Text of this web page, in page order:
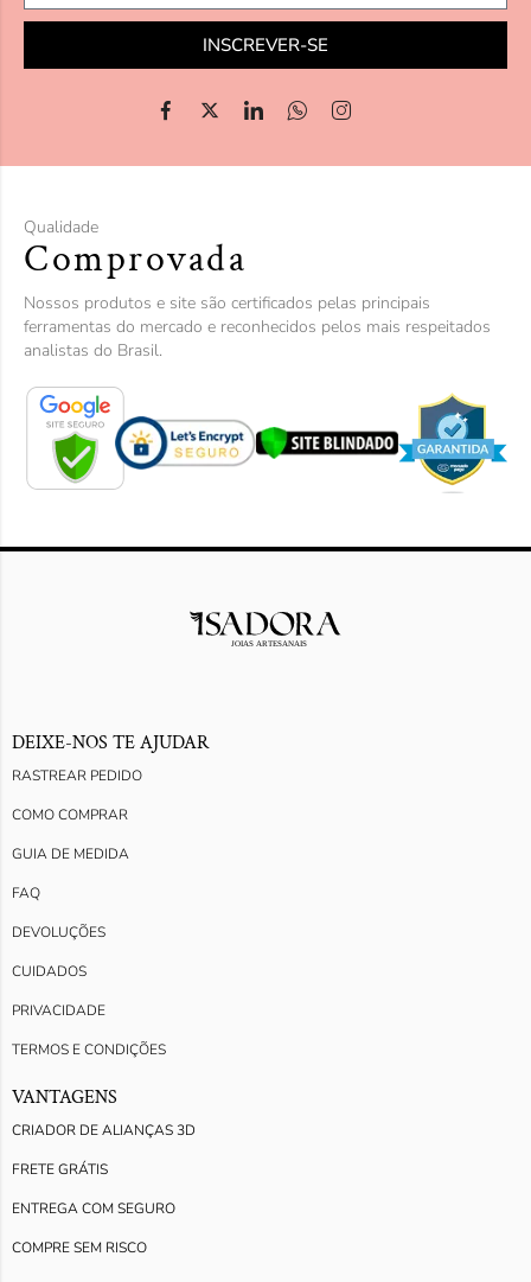
INSCREVER-SE
Qualidade
Comprovada
Nossos produtos e site são certificados pelas principais
ferramentas do mercado e reconhecidos pelos mais respeitados
analistas do Brasil.
DEIXE-NOS TE AJUDAR
RASTREAR PEDIDO
COMO COMPRAR
GUIA DE MEDIDA
FAQ
DEVOLUÇÕES
CUIDADOS
PRIVACIDADE
TERMOS E CONDIÇÕES
VANTAGENS
CRIADOR DE ALIANÇAS 3D
FRETE GRÁTIS
ENTREGA COM SEGURO
COMPRE SEM RISCO